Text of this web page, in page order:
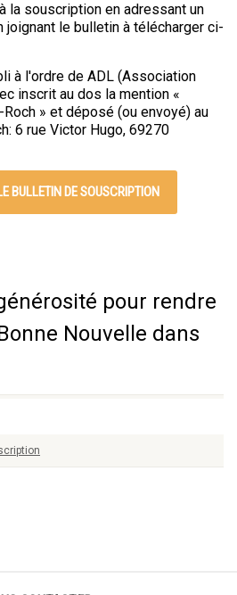
la souscription en adressant un
joignant le bulletin à télécharger ci-
à l'ordre de ADL (Association
inscrit au dos la mention «
» et déposé (ou envoyé) au
6 rue Victor Hugo, 69270
BULLETIN DE SOUSCRIPTION
pour rendre
Nouvelle dans